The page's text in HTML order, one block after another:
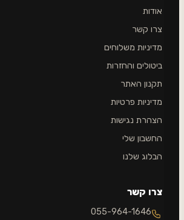
אודות
צרו קשר
מדיניות משלוחים
ביטולים והחזרות
תקנון האתר
מדיניות פרטיות
הצהרת נגישות
החשבון שלי
הבלוג שלנו
צרו קשר
055-964-1646